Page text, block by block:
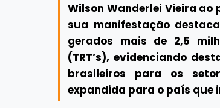
Wilson Wanderlei Vieira ao
sua manifestação
gerados mais de 2,5
(TRT’s), evidenciando
brasileiros para os
expandida para o país que